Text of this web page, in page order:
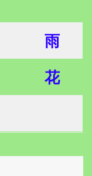
雨
花